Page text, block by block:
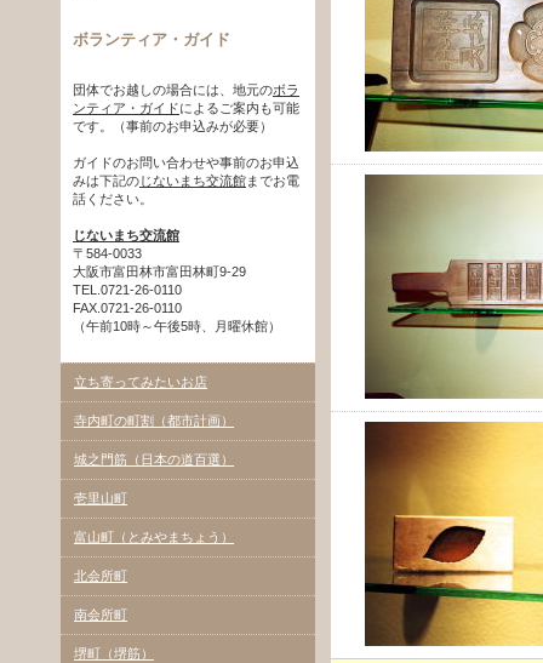
ボランティア・ガイド
団体でお越しの場合には、地元のボラ
ンティア・ガイドによるご案内も可能
です。（事前のお申込みが必要）
ガイドのお問い合わせや事前のお申込
みは下記のじないまち交流館までお電
話ください。
じないまち交流館
〒584-0033
大阪市富田林市富田林町9-29
TEL.0721-26-0110
FAX.0721-26-0110
（午前10時～午後5時、月曜休館）
立ち寄ってみたいお店
寺内町の町割（都市計画）
城之門筋（日本の道百選）
壱里山町
富山町（とみやまちょう）
北会所町
南会所町
堺町（堺筋）